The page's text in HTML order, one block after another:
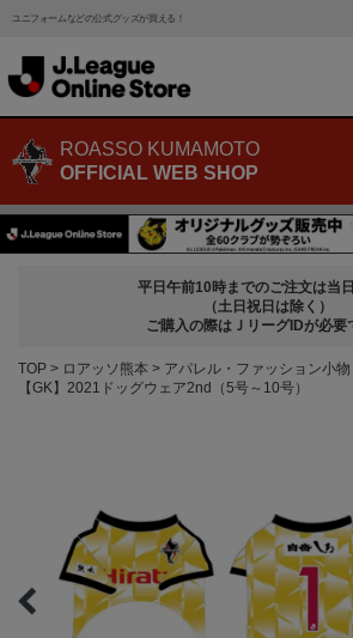
ユニフォームなどの公式グッズが買える！
ROASSO KUMAMOTO
OFFICIAL WEB SHOP
平日午前10時までのご注文は当日
（土日祝日は除く）
ご購入の際はＪリーグIDが必要
TOP ロアッソ熊本 アパレル・ファッション小物
【GK】2021ドッグウェア2nd（5号～10号）